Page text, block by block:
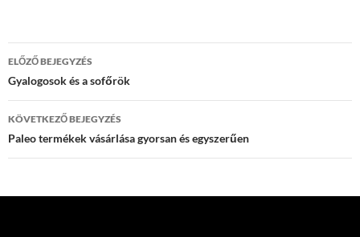
Bejegyzések
navigációja
ELŐZŐ BEJEGYZÉS
Gyalogosok és a sofőrök
KÖVETKEZŐ BEJEGYZÉS
Paleo termékek vásárlása gyorsan és egyszerűen